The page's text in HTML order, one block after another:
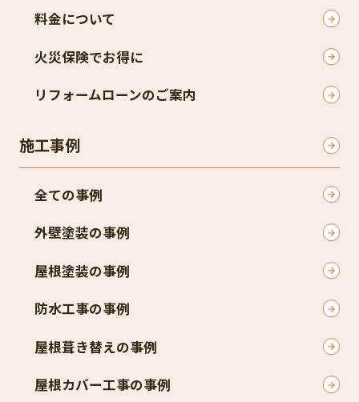
料金について
火災保険でお得に
リフォームローンのご案内
施工事例
全ての事例
外壁塗装の事例
屋根塗装の事例
防水工事の事例
屋根葺き替えの事例
屋根カバー工事の事例